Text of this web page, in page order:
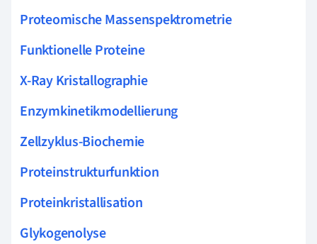
Proteomische Massenspektrometrie
Funktionelle Proteine
X-Ray Kristallographie
Enzymkinetikmodellierung
Zellzyklus-Biochemie
Proteinstrukturfunktion
Proteinkristallisation
Glykogenolyse